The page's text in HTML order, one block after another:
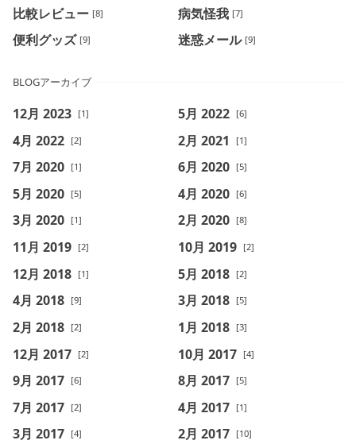
比較レビュー [8] 病気怪我 [7]
便利グッズ [9] 迷惑メール [9]
BLOGアーカイブ
12月 2023 [1] 5月 2022 [6]
4月 2022 [2] 2月 2021 [1]
7月 2020 [1] 6月 2020 [5]
5月 2020 [5] 4月 2020 [6]
3月 2020 [1] 2月 2020 [8]
11月 2019 [2] 10月 2019 [2]
12月 2018 [1] 5月 2018 [2]
4月 2018 [9] 3月 2018 [5]
2月 2018 [2] 1月 2018 [3]
12月 2017 [2] 10月 2017 [4]
9月 2017 [6] 8月 2017 [5]
7月 2017 [2] 4月 2017 [1]
3月 2017 [4] 2月 2017 [10]